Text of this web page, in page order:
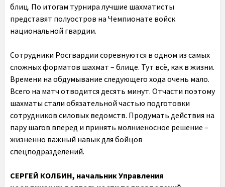
блиц. По итогам турнира лучшие шахматисты
представят полуостров на Чемпионате войск
национальной гвардии.
Сотрудники Росгвардии соревнуются в одном из самых
сложных форматов шахмат – блице. Тут всё, как в жизни.
Времени на обдумывание следующего хода очень мало.
Всего на матч отводится десять минут. Отчасти поэтому
шахматы стали обязательной частью подготовки
сотрудников силовых ведомств. Продумать действия на
пару шагов вперед и принять молниеносное решение –
жизненно важный навык для бойцов
спецподразделений.
СЕРГЕЙ КОЛБИН, начальник Управления